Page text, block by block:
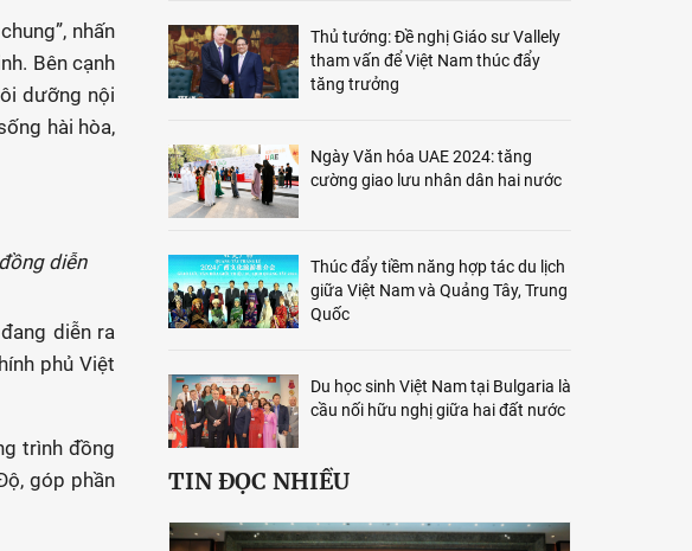
nhấn
Bên cạnh
dưỡng nội
hài hòa,
diễn
diễn ra
phủ Việt
trình đồng
góp phần
Thủ tướng: Đề nghị Giáo sư Vallely
tham vấn để Việt Nam thúc đẩy
tăng trưởng
Ngày Văn hóa UAE 2024: tăng
cường giao lưu nhân dân hai nước
Thúc đẩy tiềm năng hợp tác du lịch
giữa Việt Nam và Quảng Tây, Trung
Quốc
Du học sinh Việt Nam tại Bulgaria là
cầu nối hữu nghị giữa hai đất nước
TIN ĐỌC NHIỀU